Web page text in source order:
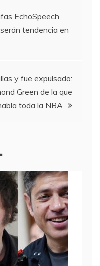
EchoSpeech
tendencia en
y fue expulsado:
Green de la que
toda la NBA